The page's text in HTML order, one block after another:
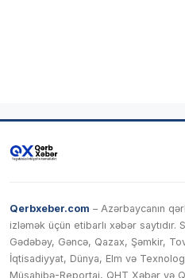
Qerbxeber.com – Azərbaycanın
izləmək üçün etibarlı xəbər saytıdır.
Gədəbəy, Gəncə, Qazax, Şəmkir,
İqtisadiyyat, Dünya, Elm və
Müsahibə-Reportaj, QHT Xəbər və